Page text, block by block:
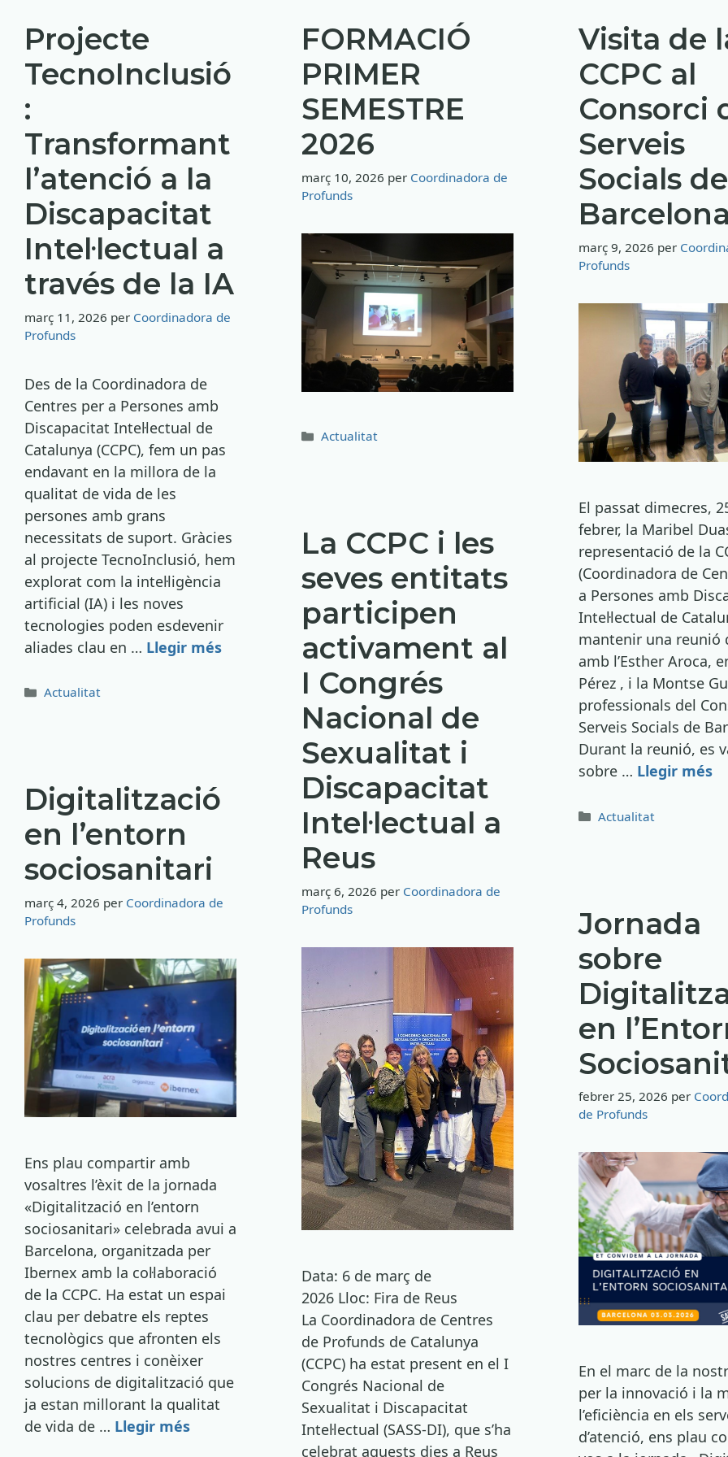
Projecte
TecnoInclusió
:
Transformant
l’atenció a la
Discapacitat
Intel·lectual a
través de la IA
març 11, 2026 per Coordinadora de
Profunds
Des de la Coordinadora de
Centres per a Persones amb
Discapacitat Intel·lectual de
Catalunya (CCPC), fem un pas
endavant en la millora de la
qualitat de vida de les
persones amb grans
necessitats de suport. Gràcies
al projecte TecnoInclusió, hem
explorat com la intel·ligència
artificial (IA) i les noves
tecnologies poden esdevenir
aliades clau en … Llegir més
Categories
Actualitat
FORMACIÓ
PRIMER
SEMESTRE
2026
març 10, 2026 per Coordinadora de
Profunds
Categories
Actualitat
Visita de
CCPC al
Consorci
Serveis
Socials de
març 9, 2026 per
Profunds
El passat dimecres,
febrer, la Maribel
representació de la
(Coordinadora de
a Persones amb
Intel·lectual de
mantenir una reunió
amb l’Esther Aroca,
Pérez , i la Montse
professionals del
Serveis Socials de
Durant la reunió, es
sobre … Llegir més
Categories
Actualitat
La CCPC i les
seves entitats
participen
activament al
I Congrés
Nacional de
Sexualitat i
Discapacitat
Intel·lectual a
Reus
març 6, 2026 per Coordinadora de
Profunds
Data: 6 de març de
2026 Lloc: Fira de Reus
La Coordinadora de Centres
de Profunds de Catalunya
(CCPC) ha estat present en el I
Congrés Nacional de
Sexualitat i Discapacitat
Intel·lectual (SASS-DI), que s’ha
celebrat aquests dies a Reus
Digitalització
en l’entorn
sociosanitari
març 4, 2026 per Coordinadora de
Profunds
Ens plau compartir amb
vosaltres l’èxit de la jornada
«Digitalització en l’entorn
sociosanitari» celebrada avui a
Barcelona, organitzada per
Ibernex amb la col·laboració
de la CCPC. Ha estat un espai
clau per debatre els reptes
tecnològics que afronten els
nostres centres i conèixer
solucions de digitalització que
ja estan millorant la qualitat
de vida de … Llegir més
Jornada
sobre
en
febrer 25, 2026 per
de Profunds
En el marc de la
per la innovació i la
l’eficiència en els
d’atenció, ens plau